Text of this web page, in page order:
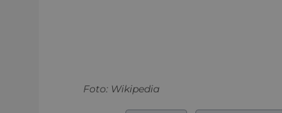
Foto: Wikipedia